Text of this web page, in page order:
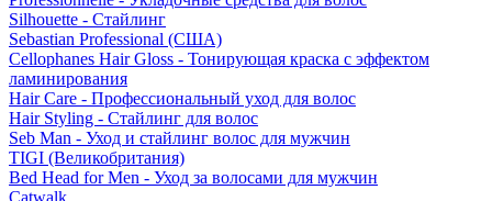
Silhouette - Стайлинг
Sebastian Professional (США)
Cellophanes Hair Gloss - Тонирующая краска с эффектом
ламинирования
Hair Care - Профессиональный уход для волос
Hair Styling - Стайлинг для волос
Seb Man - Уход и стайлинг волос для мужчин
TIGI (Великобритания)
Bed Head for Men - Уход за волосами для мужчин
Catwalk